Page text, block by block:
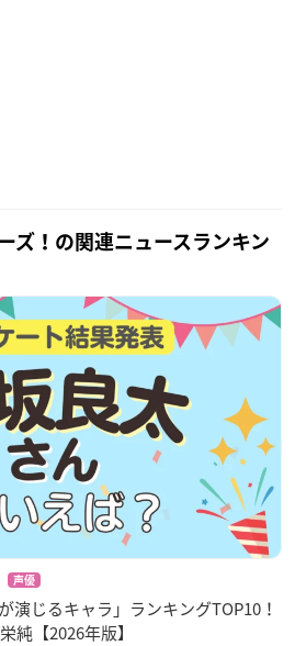
ズ！の関連ニュースランキン
声優
演じるキャラ」ランキングTOP10！
純【2026年版】